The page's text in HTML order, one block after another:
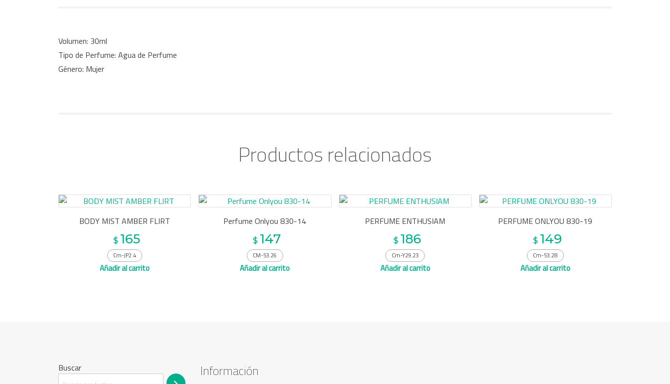
Volumen: 30ml
Tipo de Perfume: Agua de Perfume
Género: Mujer
Productos relacionados
BODY MIST AMBER FLIRT
$ 165
Cm-JP2.4
Añadir al carrito
Perfume Onlyou 830-14
$ 147
CM-53.26
Añadir al carrito
PERFUME ENTHUSIAM
$ 186
Cm-Y29.23
Añadir al carrito
PERFUME ONLYOU 830-19
$ 149
Cm-53.28
Añadir al carrito
Buscar Información